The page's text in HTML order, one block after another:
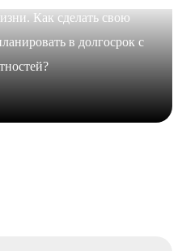
Как сделать свою
в долгосрок с